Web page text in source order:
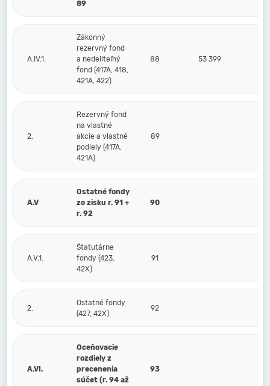
89
A.IV.1.
Zákonný
rezervný fond
a nedeliteľný
fond (417A, 418,
421A, 422)
88 53 399
2.
Rezervný fond
na vlastné
akcie a vlastné
podiely (417A,
421A)
89
A.V
Ostatné fondy
zo zisku r. 91 +
r. 92
90
A.V.1.
Štatutárne
fondy (423,
42X)
91
2.
Ostatné fondy
(427, 42X)
92
A.VI.
Oceňovacie
rozdiely z
precenenia
súčet (r. 94 až
93